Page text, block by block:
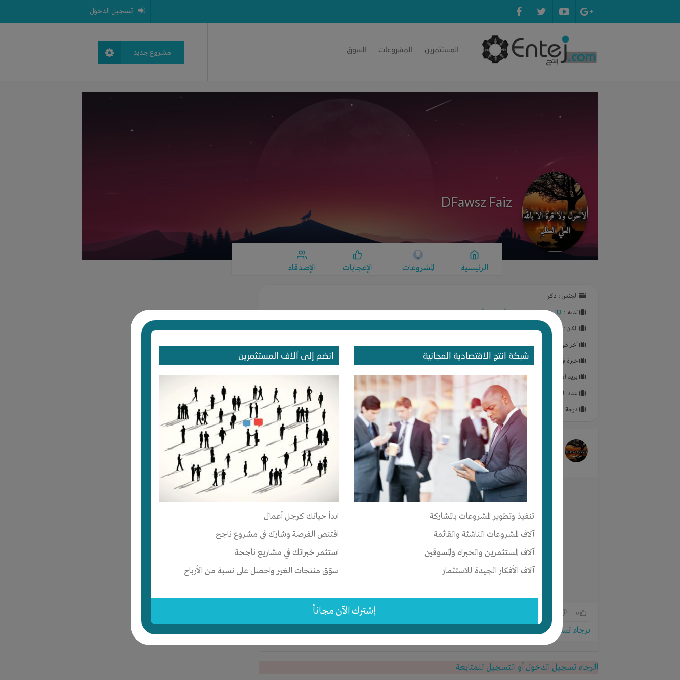
شبكة انتج الاقتصادية المجانية
تنفيذ وتطوير المشروعات بالمشاركة
آلاف المشروعات الناشئة والقائمة
آلاف المستثمرين والخبراء والمسوقين
آلاف الأفكار الجيدة للاستثمار
انضم إلى آلاف المستثمرين
ابدأ حياتك كرجل أعمال
اقتنص الفرصة وشارك في مشروع ناجح
استثمر خبراتك في مشاريع ناجحة
سوّق منتجات الغير واحصل على نسبة من الأرباح
إشترك الآن مجاناً
تسجيل الدخول
المستثمرين المشروعات السوق مشروع جديد
DFawsz Faiz
الرئيسية المشروعات الإعجابات الإصدقاء
الجنس : ذكر
لديـه : المال-الخبرات
المكان :
الكويت -الكويت-الشويخ
آخر ظهور: منذ 2 سنوات
خبرة في :
تربية الدواجن,
يريد الإستثمار في :
بيع بيض الدجاج,
عدد الزيارات للبروفايل : 436
درجة البروفايل : %
غير صورته الشخصية
0
برجاء تسجيل الدخول للتواصل!
الرجاء تسجيل الدخول أو التسجيل للمتابعة